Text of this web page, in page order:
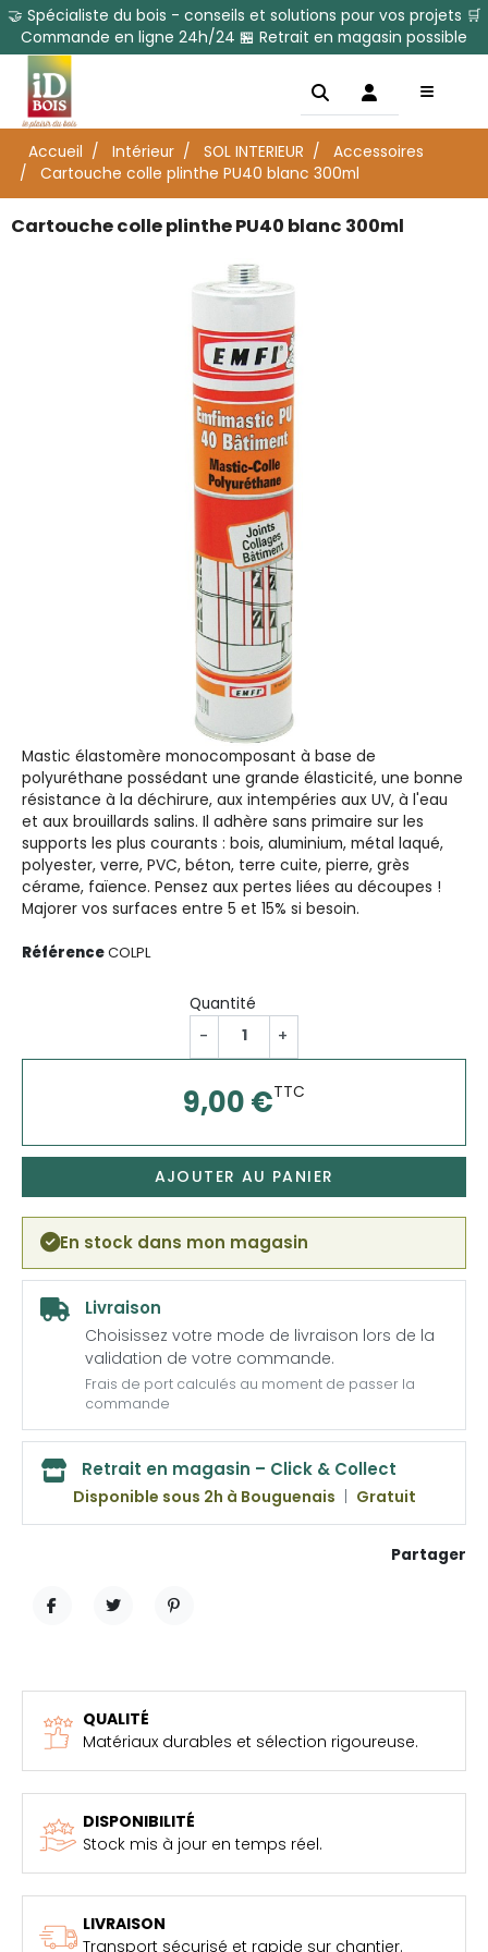
🤝 Spécialiste du bois - conseils et solutions pour vos projets 🛒
Commande en ligne 24h/24 🏪 Retrait en magasin possible
Accueil Intérieur SOL INTERIEUR
Accessoires
Cartouche colle plinthe PU40 blanc 300ml
Cartouche colle plinthe PU40 blanc 300ml
Mastic élastomère monocomposant à base de
polyuréthane possédant une grande élasticité, une bonne
résistance à la déchirure, aux intempéries aux UV, à l'eau
et aux brouillards salins. Il adhère sans primaire sur les
supports les plus courants : bois, aluminium, métal laqué,
polyester, verre, PVC, béton, terre cuite, pierre, grès
cérame, faïence. Pensez aux pertes liées au découpes !
Majorer vos surfaces entre 5 et 15% si besoin.
RéférenceCOLPL
Quantité
- +
9,00 €TTC
AJOUTER AU PANIER
En stock dans mon magasin
Livraison
Choisissez votre mode de livraison lors de la
validation de votre commande.
Frais de port calculés au moment de passer la
commande
Retrait en magasin – Click & Collect
Disponible sous 2h à Bouguenais | Gratuit
Partager
QUALITÉ
Matériaux durables et sélection rigoureuse.
DISPONIBILITÉ
Stock mis à jour en temps réel.
LIVRAISON
Transport sécurisé et rapide sur chantier.